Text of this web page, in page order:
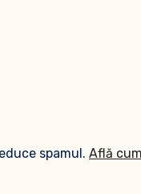
spamul. Află